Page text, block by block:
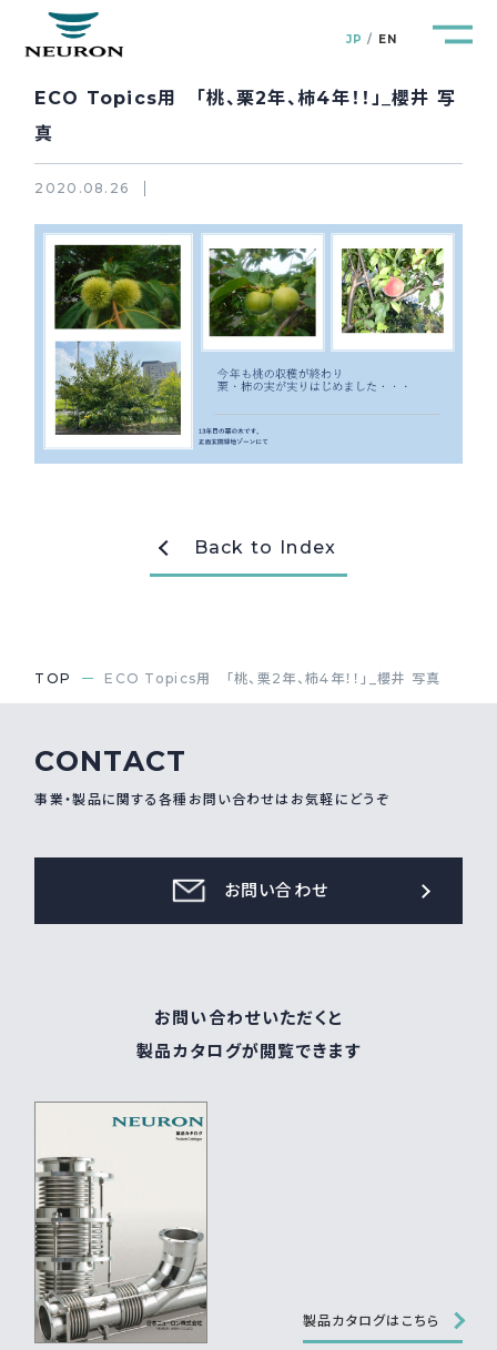
JP EN
企業情報 Company
製品＆サービス Products&Service
研究開発 R&D
Recruit
ECO Topics用 「桃、栗2年、柿4年！！」_櫻井 写
真
2020.08.26
Back to Index
TOP ECO Topics用 「桃、栗2年、柿4年！！」_櫻井 写真
CONTACT
事業・製品に関する各種お問い合わせはお気軽にどうぞ
お問い合わせ
お問い合わせいただくと
製品カタログが閲覧できます
製品カタログはこちら